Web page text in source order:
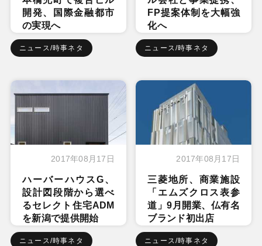
開発、国際金融都市
の実現へ
ニュース/時事ネタ
FP提案体制を大幅強
化へ
ニュース/時事ネタ
2017年08月17日
ハーバーハウスG、
設計図段階から選べ
るセレクト住宅ADM
を新潟で提供開始
ニュース/時事ネタ
2017年08月17日
三菱地所、商業施設
「エムズクロス表参
道」9月開業、仏有名
ブランド初出店
ニュース/時事ネタ